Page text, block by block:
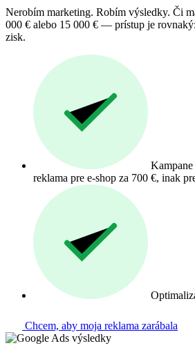
Nerobím marketing. Robím výsledky. Či
000 € alebo 15 000 € — prístup je
zisk.
reklama pre e-shop za 700 €, inak
Chcem, aby moja reklama zarábala